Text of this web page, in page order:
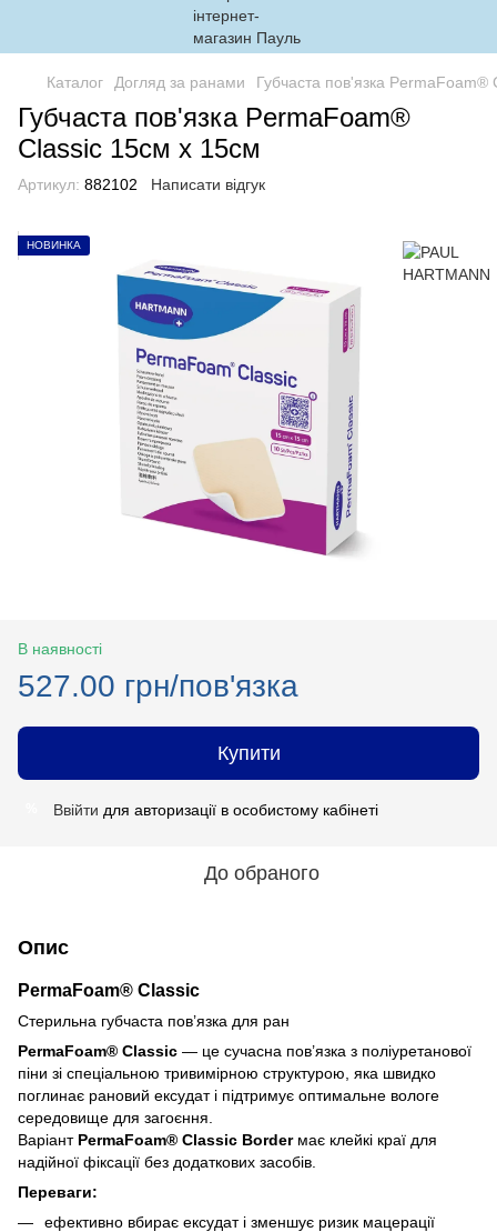
Каталог Догляд за ранами Губчаста пов'язка
Губчаста пов'язка PermaFoam®
Classic 15см x 15см
Артикул: 882102 Написати відгук
НОВИНКА
В наявності
527.00 грн/пов'язка
Купити
Ввійти для авторизації в особистому кабінеті
До обраного
Опис
PermaFoam® Classic
Стерильна губчаста пов’язка для ран
PermaFoam® Classic — це сучасна пов’язка з поліуретанової
піни зі спеціальною тривимірною структурою, яка швидко
поглинає рановий ексудат і підтримує оптимальне вологе
середовище для загоєння.
Варіант PermaFoam® Classic Borderмає клейкі краї для
надійної фіксації без додаткових засобів.
Переваги:
ефективно вбирає ексудат і зменшує ризик мацерації